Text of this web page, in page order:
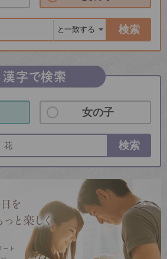
検索
漢字で検索
女の子
検索